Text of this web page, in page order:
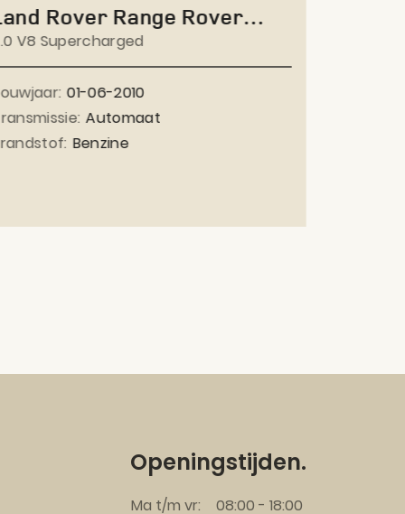
Rover Range Rover
V8 Supercharged
01-06-2010
Automaat
Benzine
Openingstijden.
Ma t/m vr: 08:00 - 18:00